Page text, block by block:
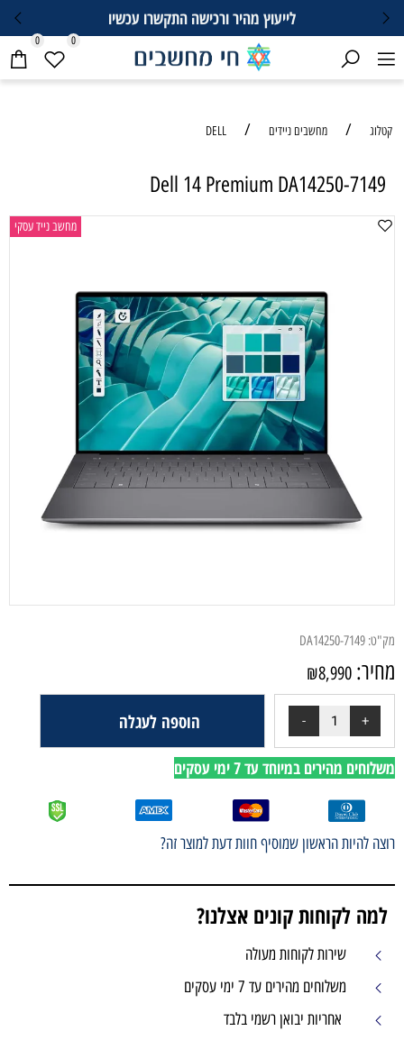
לייעוץ מהיר ורכישה התקשרו עכשיו
0 0
קטלוג / מחשבים ניידים /
DELL
Dell 14 Premium DA14250-7149
מחשב נייד עסקי
מק"ט: DA14250-7149
מחיר: ₪8,990
הוספה לעגלה
משלוחים מהירים במיוחד עד 7 ימי עסקים
רוצה להיות הראשון שמוסיף חוות דעת למוצר זה?
למה לקוחות קונים אצלנו?
שירות לקוחות מעולה
משלוחים מהירים עד 7 ימי עסקים
אחריות יבואן רשמי בלבד